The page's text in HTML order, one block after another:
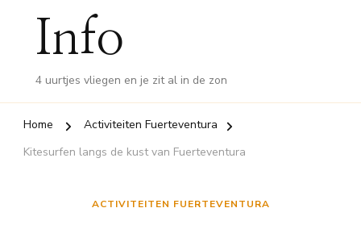
Info
4 uurtjes vliegen en je zit al in de zon
Home
Activiteiten Fuerteventura
Kitesurfen langs de kust van Fuerteventura
ACTIVITEITEN FUERTEVENTURA